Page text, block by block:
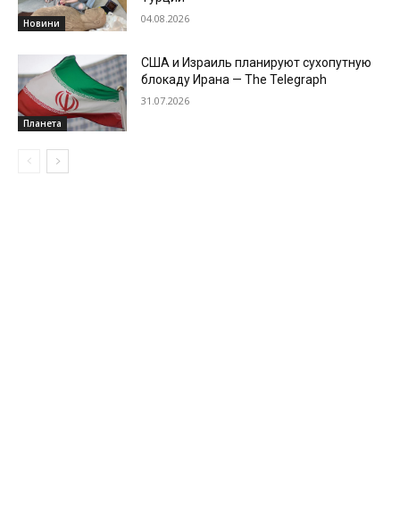
Новини 04.08.2026
Планета
США и Израиль планируют сухопутную
блокаду Ирана — The Telegraph
31.07.2026